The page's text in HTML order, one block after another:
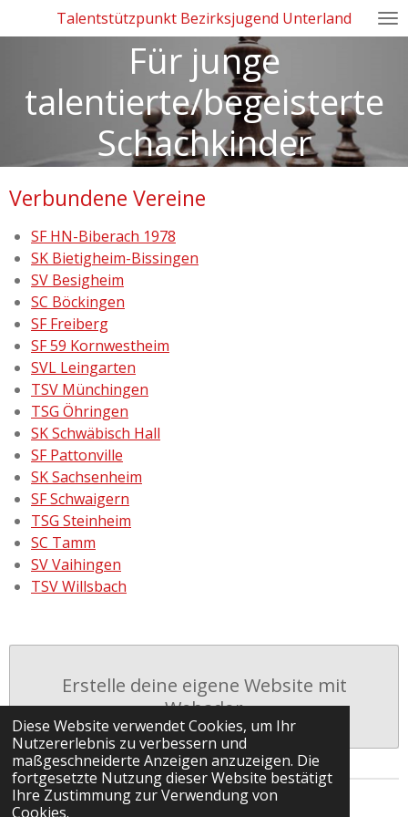
Diese Website verwendet Cookies, um Ihr
Nutzererlebnis zu verbessern und
maßgeschneiderte Anzeigen anzuzeigen. Die
fortgesetzte Nutzung dieser Website bestätigt
Ihre Zustimmung zur Verwendung von
Cookies.
Hauptinhalt
Talentstützpunkt Bezirksjugend Unterland
Für junge
talentierte/begeisterte
Schachkinder
Verbundene Vereine
SF HN-Biberach 1978
SK Bietigheim-Bissingen
SV Besigheim
SC Böckingen
SF Freiberg
SF 59 Kornwestheim
SVL Leingarten
TSV Münchingen
TSG Öhringen
SK Schwäbisch Hall
SF Pattonville
SK Sachsenheim
SF Schwaigern
TSG Steinheim
SC Tamm
SV Vaihingen
TSV Willsbach
Erstelle deine eigene Website mit
Webador
© 2022 - 2026 Talentstützpunkt Bezirksjugend